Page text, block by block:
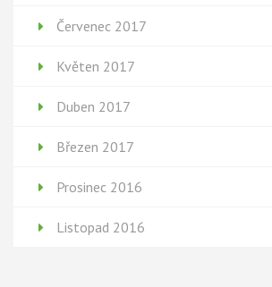
Červenec 2017
Květen 2017
Duben 2017
Březen 2017
Prosinec 2016
Listopad 2016